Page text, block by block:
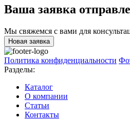
Ваша заявка
Мы свяжемся с вами для
Новая заявка
Политика конфиденциальности
Разделы:
Каталог
О компании
Статьи
Контакты